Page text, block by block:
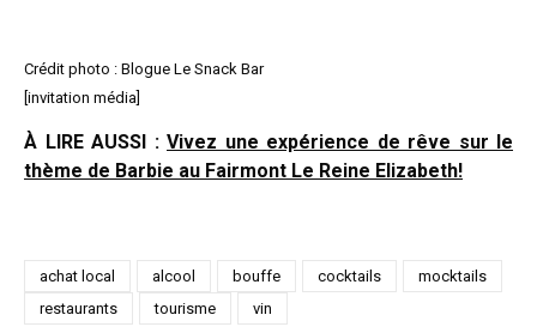
Crédit photo : Blogue Le Snack Bar
[invitation média]
À LIRE AUSSI : Vivez une expérience de rêve sur le
thème de Barbie au Fairmont Le Reine Elizabeth!
achat local alcool bouffe cocktails
mocktails
restaurants
tourisme vin